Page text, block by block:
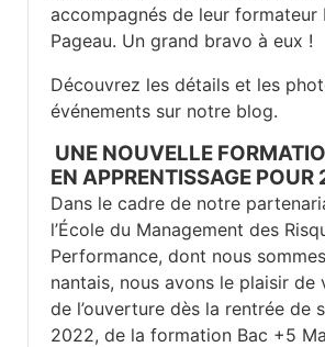
accompagnés de leur formateur
Pageau. Un grand bravo à eux !
Découvrez les détails et les
événements sur notre blog.
UNE NOUVELLE
EN APPRENTISSAGE
Dans le cadre de notre
l’École du Management des
Performance, dont nous
nantais, nous avons le plaisir de
de l’ouverture dès la rentrée de
2022, de la formation Bac +5